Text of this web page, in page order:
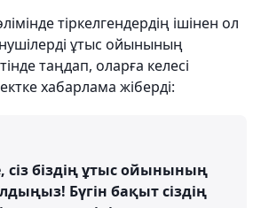
тіркелгендердің ішінен ол
ұтыс ойынының
таңдап, оларға келесі
хабарлама жіберді:
сіз біздің ұтыс ойынының
Бүгін бақыт сіздің